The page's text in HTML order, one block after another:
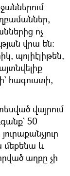
ոչ
վրա են։
պոլիէլիթեն,
հագուստի,
վայրում
50
մեքենա և
աղբը չի